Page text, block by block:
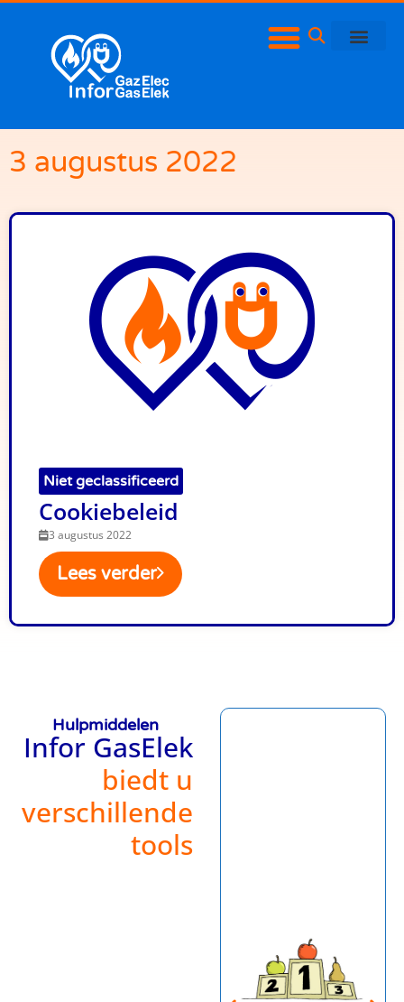
3 augustus 2022
Niet geclassificeerd
Cookiebeleid
3 augustus 2022
Lees verder
Hulpmiddelen
Infor GasElek
biedt u
verschillende
tools